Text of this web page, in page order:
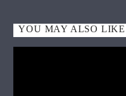
YOU MAY ALSO LIKE